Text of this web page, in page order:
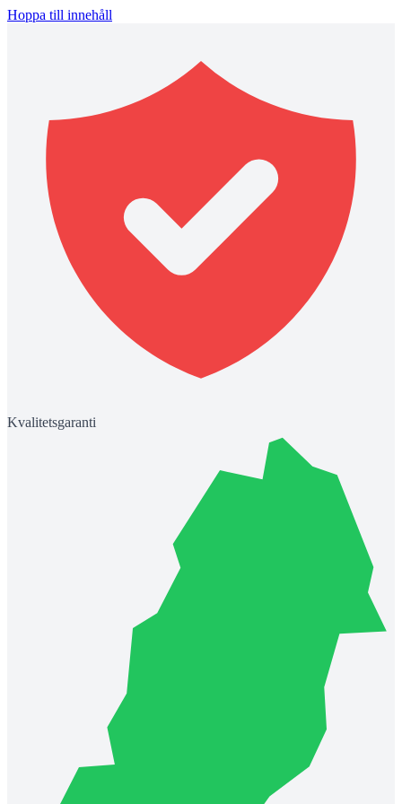
Hoppa till innehåll
Kvalitetsgaranti